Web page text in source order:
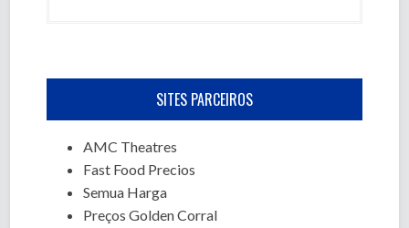
SITES PARCEIROS
AMC Theatres
Fast Food Precios
Semua Harga
Preços Golden Corral